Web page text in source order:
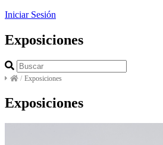
Iniciar Sesión
Exposiciones
/ Exposiciones
Exposiciones